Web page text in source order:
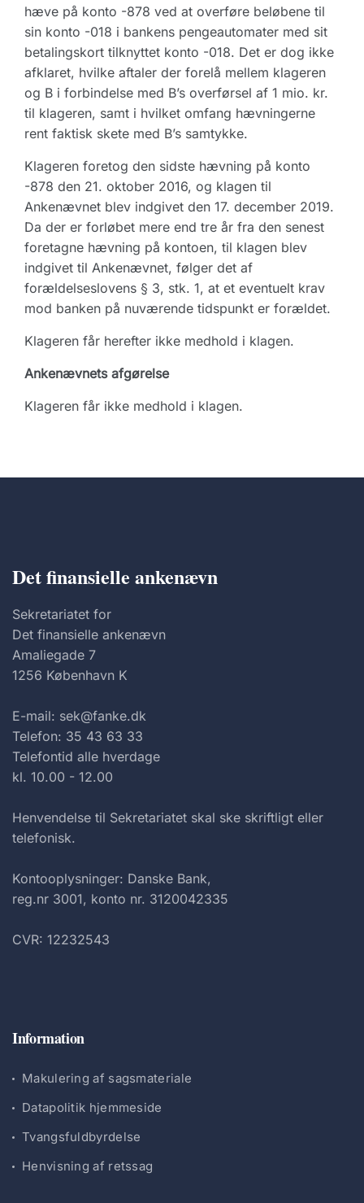
hæve på konto -878 ved at overføre beløbene til
sin konto -018 i bankens pengeautomater med sit
betalingskort tilknyttet konto -018. Det er dog ikke
afklaret, hvilke aftaler der forelå mellem klageren
og B i forbindelse med B’s overførsel af 1 mio. kr.
til klageren, samt i hvilket omfang hævningerne
rent faktisk skete med B’s samtykke.
Klageren foretog den sidste hævning på konto
-878 den 21. oktober 2016, og klagen til
Ankenævnet blev indgivet den 17. december 2019.
Da der er forløbet mere end tre år fra den senest
foretagne hævning på kontoen, til klagen blev
indgivet til Ankenævnet, følger det af
forældelseslovens § 3, stk. 1, at et eventuelt krav
mod banken på nuværende tidspunkt er forældet.
Klageren får herefter ikke medhold i klagen.
Ankenævnets afgørelse
Klageren får ikke medhold i klagen.
Det finansielle ankenævn
Sekretariatet for
Det finansielle ankenævn
Amaliegade 7
1256 København K
E-mail: sek@fanke.dk
Telefon: 35 43 63 33
Telefontid alle hverdage
kl. 10.00 - 12.00
Henvendelse til Sekretariatet skal ske skriftligt eller
telefonisk.
Kontooplysninger: Danske Bank,
reg.nr 3001, konto nr. 3120042335
CVR: 12232543
Information
Makulering af sagsmateriale
Datapolitik hjemmeside
Tvangsfuldbyrdelse
Henvisning af retssag